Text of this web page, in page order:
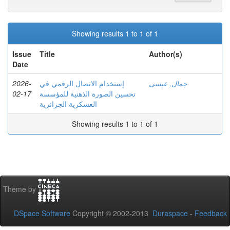
Showing results 1 to 1 of 1
Issue
Date
Title Author(s)
2026-
02-17
إستخدام الاتصال الرقمي في
تحسين الصورة الذهنية للمؤسسة
العسكرية الجزائرية
جمال, عيسى
Showing results 1 to 1 of 1
Theme by
DSpace Software Copyright © 2002-2013 Duraspace - Feedback